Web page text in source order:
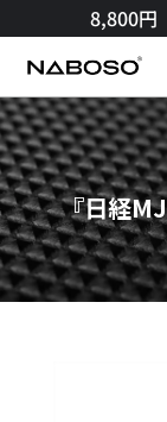
8,800円
『日経